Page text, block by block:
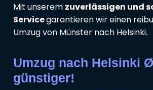
Mit unserem zuverlässigen und
Servicegarantieren wir einen
Umzug von Münster nach Helsinki.
Umzug nach Helsinki
günstiger!